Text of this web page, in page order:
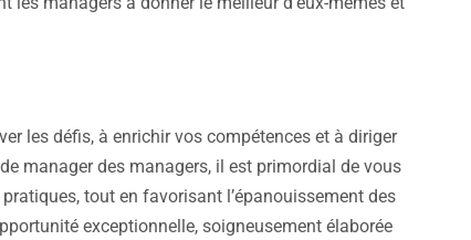
les défis, à enrichir vos compétences et à diriger
manager des managers, il est primordial de vous
tout en favorisant l’épanouissement des
exceptionnelle, soigneusement élaborée